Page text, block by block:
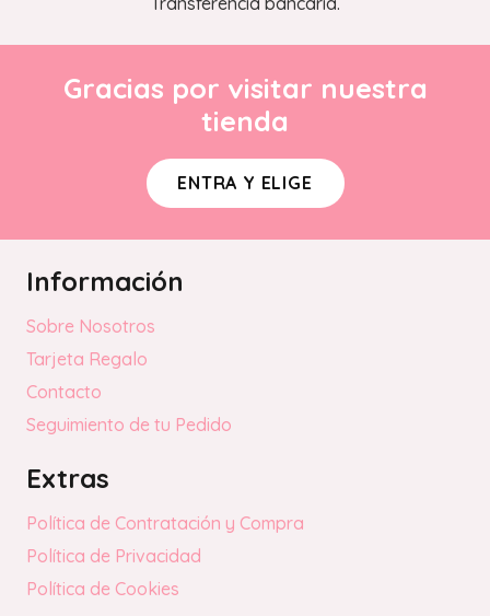
Gracias por visitar nuestra
tienda
ENTRA Y ELIGE
Información
Sobre Nosotros
Tarjeta Regalo
Contacto
Seguimiento de tu Pedido
Extras
Política de Contratación y Compra
Política de Privacidad
Política de Cookies